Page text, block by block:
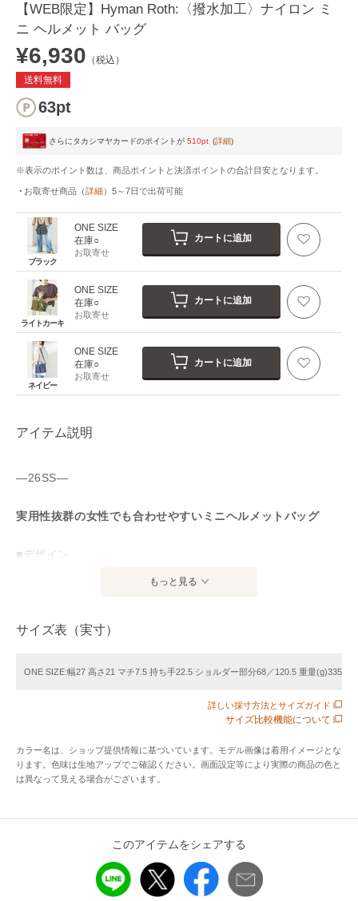
【WEB限定】Hyman Roth:〈撥水加工〉ナイロン ミ
ニ ヘルメット バッグ
¥6,930 （税込）
送料無料
63pt
さらにタカシマヤカードのポイントが 510pt (詳細)
※表示のポイント数は、商品ポイントと決済ポイントの合計目安となります。
お取寄せ商品 （詳細） 5～7日で出荷可能
ブラック
ONE SIZE
在庫○
お取寄せ
カートに追加
ライトカーキ
ONE SIZE
在庫○
お取寄せ
カートに追加
ネイビー
ONE SIZE
在庫○
お取寄せ
カートに追加
アイテム説明
—26SS—
実用性抜群の女性でも合わせやすいミニヘルメットバッグ
■デザイン
をゴールドにし、ハンドルにツヤのあるテープを使用するこ
た。
素材には、三層ナイロン（3レイヤー生地）を使用していま
す。
三層ナイロンは以下の構造で作られています。
・中間層：ポリウレタン樹脂フィルム（防水性・透湿性）
・裏地：ポリエステル100％（快適性・補強）
この構造により、雨や水分の浸入を防ぎつつ、内部の湿気を
外に逃がす機能を備えています。
もっと見る
サイズ表（実寸）
ONE SIZE:幅27 高さ21 マチ7.5 持ち手22.5 ショルダー部分68／120.5 重量(g)335
詳しい採寸方法とサイズガイド
サイズ比較機能について
カラー名は、ショップ提供情報に基づいています。モデル画像は着用イメージとな
ります。色味は生地アップでご確認ください。画面設定等により実際の商品の色と
は異なって見える場合がございます。
このアイテムをシェアする